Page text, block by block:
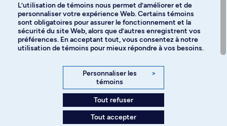
Langues
Facebook Instagram
YouTube
L’utilisation de témoins nous permet d’améliorer et de
personnaliser votre expérience Web. Certains témoins
sont obligatoires pour assurer le fonctionnement et la
sécurité du site Web, alors que d’autres enregistrent vos
préférences. En acceptant tout, vous consentez à notre
utilisation de témoins pour mieux répondre à vos besoins.
Personnaliser les
témoins
>
Tout refuser
Tout accepter